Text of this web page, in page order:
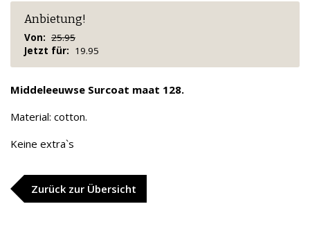
Anbietung!
Von: 25.95
Jetzt für: 19.95
Middeleeuwse Surcoat maat 128.
Material: cotton.
Keine extra`s
Zurück zur Übersicht